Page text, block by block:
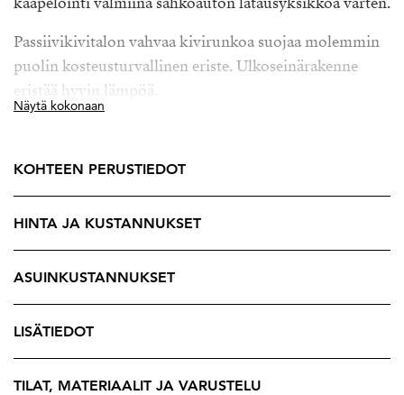
Passiivikivitalon vahvaa kivirunkoa suojaa molemmin
puolin kosteusturvallinen eriste. Ulkoseinärakenne
eristää hyvin lämpöä.
kätevästi olohuoneen jatkeena. Tunnelmallinen oma
sauna ja tilava kylpyhuone sekä runsaasti säilytystilaa.
Myynti ja esittelyt
Osku Rautiainen
Kiinteistönvälittäjä, LKV, LVV
Näytä kokonaan
KOHTEEN PERUSTIEDOT
HINTA JA KUSTANNUKSET
ASUINKUSTANNUKSET
LISÄTIEDOT
TILAT, MATERIAALIT JA VARUSTELU